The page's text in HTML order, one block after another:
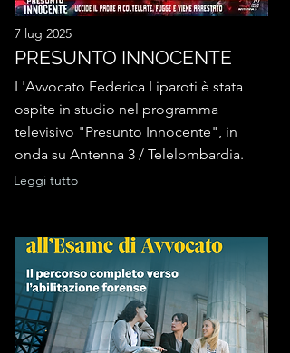
7 lug 2025
PRESUNTO INNOCENTE
L'Avvocato Federica Liparoti è stata
ospite in studio nel programma
televisivo "Presunto Innocente", in
onda su Antenna 3 / Telelombardia.
Leggi tutto